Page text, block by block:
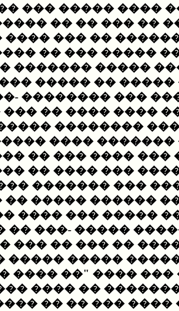
���� ��� ����
����� �� ���
��� ������ ��
���� ��� �����
����� �����
��� ����� ��
���
��� ����
��� ����
�������
��� ��� ����
��� ������ ���
������ ���
����� �� ������
������ �����
��� �������
��� �� ���� ��
��������
������ ��� ����
����������
-��� ���� ���